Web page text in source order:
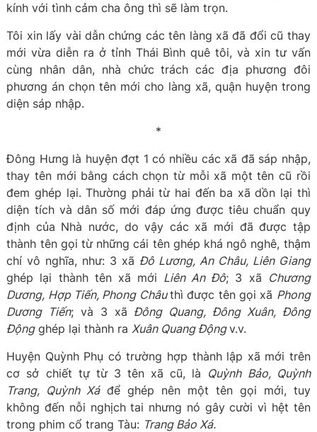
kính với tình cảm cha ông thì sẽ làm trọn.
Tôi xin lấy vài dẫn chứng các tên làng xã đã đổi cũ thay
mới vừa diễn ra ở tỉnh Thái Bình quê tôi, và xin tư vấn
cùng nhân dân, nhà chức trách các địa phương đôi
phương án chọn tên mới cho làng xã, quận huyện trong
diện sáp nhập.
*
Đông Hưng là huyện đợt 1 có nhiều các xã đã sáp nhập,
thay tên mới bằng cách chọn từ mỗi xã một tên cũ rồi
đem ghép lại. Thường phải từ hai đến ba xã dồn lại thì
diện tích và dân số mới đáp ứng được tiêu chuẩn quy
định của Nhà nước, do vậy các xã mới đã được tập
thành tên gọi từ những cái tên ghép khá ngô nghê, thậm
chí vô nghĩa, như: 3 xã Đô Lương, An Châu, Liên Giang
ghép lại thành tên xã mới Liên An Đô; 3 xã Chương
Dương, Hợp Tiến, Phong Châuthì được tên gọi xã Phong
Dương Tiến; và 3 xã Đông Quang, Đông Xuân, Đông
Độngghép lại thành raXuân Quang Độngv.v.
Huyện Quỳnh Phụ có trường hợp thành lập xã mới trên
cơ sở chiết tự từ 3 tên xã cũ, là Quỳnh Bảo, Quỳnh
Trang, Quỳnh Xáđể ghép nên một tên gọi mới, tuy
không đến nỗi nghịch tai nhưng nó gây cười vì hệt tên
trong phim cổ trang Tàu: Trang Bảo Xá.